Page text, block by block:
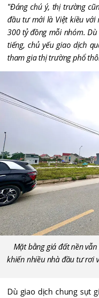
"Đáng chú ý, thị trường
đầu tư mới là Việt kiều với
300 tỷ đồng mỗi nhóm.
tiếng, chủ yếu giao dịch
tham gia thị trường phổ
Mặt bằng giá đất nền
khiến nhiều nhà đầu tư rơi
Dù giao dịch chung sụt